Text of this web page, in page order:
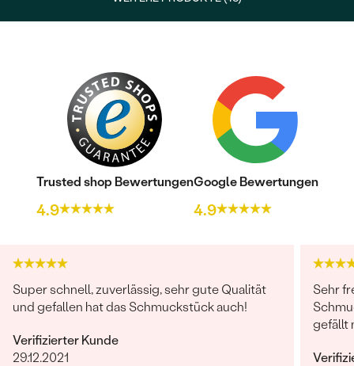
Trusted shop Bewertungen
4.9
Google Bewertungen
4.9
Super schnell, zuverlässig, sehr gute Qualität
und gefallen hat das Schmuckstück auch!
Verifizierter Kunde
29.12.2021
Sehr
gefällt